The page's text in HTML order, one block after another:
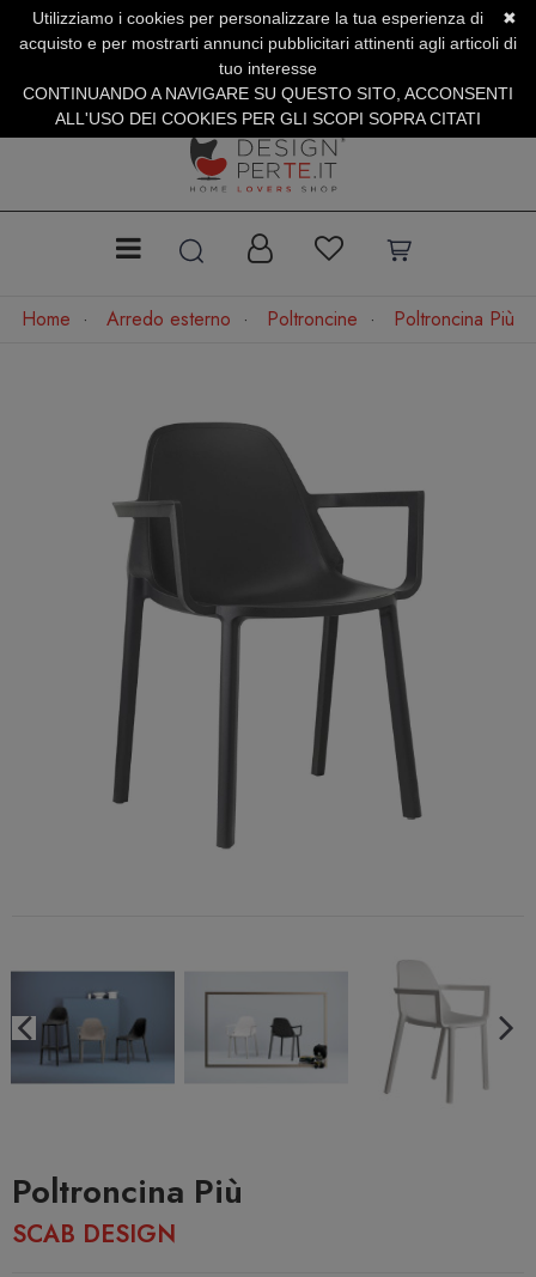
SERVIZIO CLIENTI +39.0773.470.562
SUMMER SALES | Fino al 31 Agosto
Home Arredo esterno Poltroncine Poltroncina Più
Poltroncina Più
SCAB DESIGN
✖
Utilizziamo i cookies per personalizzare la tua esperienza di
acquisto e per mostrarti annunci pubblicitari attinenti agli articoli di
tuo interesse
CONTINUANDO A NAVIGARE SU QUESTO SITO, ACCONSENTI
ALL'USO DEI COOKIES PER GLI SCOPI SOPRA CITATI